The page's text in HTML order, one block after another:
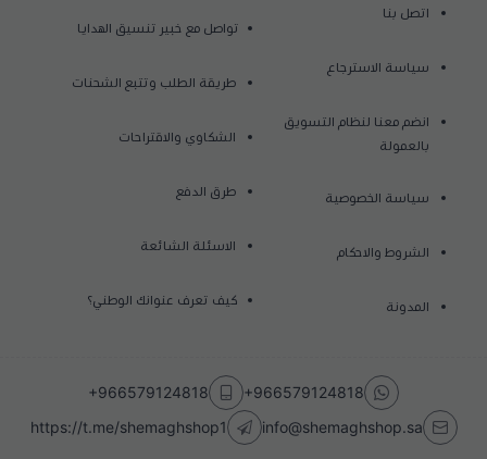
اتصل بنا
سياسة الاسترجاع
انضم معنا لنظام التسويق
بالعمولة
سياسة الخصوصية
الشروط والاحكام
المدونة
تواصل مع خبير تنسيق الهدايا
طريقة الطلب وتتبع الشحنات
الشكاوي والاقتراحات
طرق الدفع
الاسئلة الشائعة
كيف تعرف عنوانك الوطني؟
+966579124818
+966579124818
info@shemaghshop.sa
https://t.me/shemaghshop1